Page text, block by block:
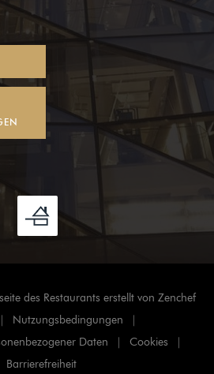
des Restaurants erstellt von Zenchef
ein neues Fenster))
Nutzungsbedingungen
((öffnet ein neues Fenster))
Daten
((öffnet ein neues Fenster))
Cookies
((öffnet
Barrierefreiheit